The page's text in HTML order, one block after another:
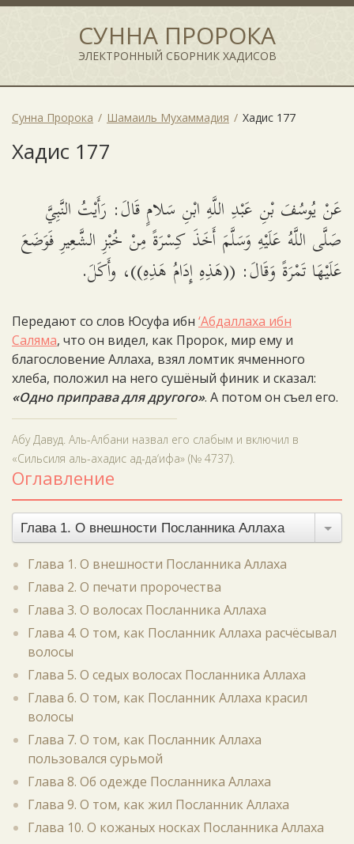
СУННА ПРОРОКА
ЭЛЕКТРОННЫЙ СБОРНИК ХАДИСОВ
Сунна Пророка Шамаиль Мухаммадия Хадис 177
Хадис 177
عَنْ يُوسُفَ بْنِ عَبْدِ اللَّهِ ابْنِ سَلامٍ قَالَ: رَأَيْتُ النَّبِيَّ
صَلَّى اللَّهُ عَلَيْهِ وَسَلَّمَ أَخَذَ كِسْرَةً مِنْ خُبْزِ الشَّعِيرِ فَوَضَعَ
عَلَيْهَا تَمْرَةً وَقَالَ: ((هَذِهِ إِدَامُ هَذِهِ))، وأَكَلَ.
Передают со слов Юсуфа ибн ‘Абдаллаха ибн
Саляма, что он видел, как Пророк, мир ему и
благословение Аллаха, взял ломтик ячменного
хлеба, положил на него сушёный финик и сказал:
«Одно приправа для другого». А потом он съел его.
Абу Давуд. Аль-Албани назвал его слабым и включил в
«Сильсиля аль-ахадис ад-да‘ифа» (№ 4737).
Оглавление
Глава 1. О внешности Посланника Аллаха
Глава 1. О внешности Посланника Аллаха
Глава 2. О печати пророчества
Глава 3. О волосах Посланника Аллаха
Глава 4. О том, как Посланник Аллаха расчёсывал
волосы
Глава 5. О седых волосах Посланника Аллаха
Глава 6. О том, как Посланник Аллаха красил
волосы
Глава 7. О том, как Посланник Аллаха
пользовался сурьмой
Глава 8. Об одежде Посланника Аллаха
Глава 9. О том, как жил Посланник Аллаха
Глава 10. О кожаных носках Посланника Аллаха